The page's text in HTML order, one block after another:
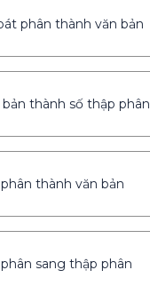
phân thành văn bản
bản thành số thập phân
thành văn bản
sang thập phân